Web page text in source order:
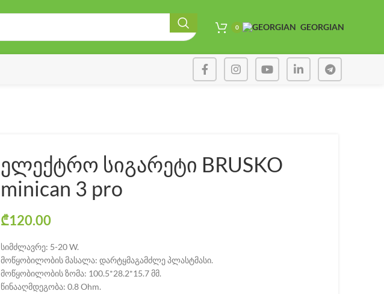
0 GEORGIAN
ელექტრო სიგარეტი BRUSKO
minican 3 pro
₾120.00
სიმძლავრე: 5-20 W.
მოწყობილობის მასალა: დარტყმაგამძლე პლასტმასი.
მოწყობილობის ზომა: 100.5*28.2*15.7 მმ.
წინააღმდეგობა: 0.8 Ohm.